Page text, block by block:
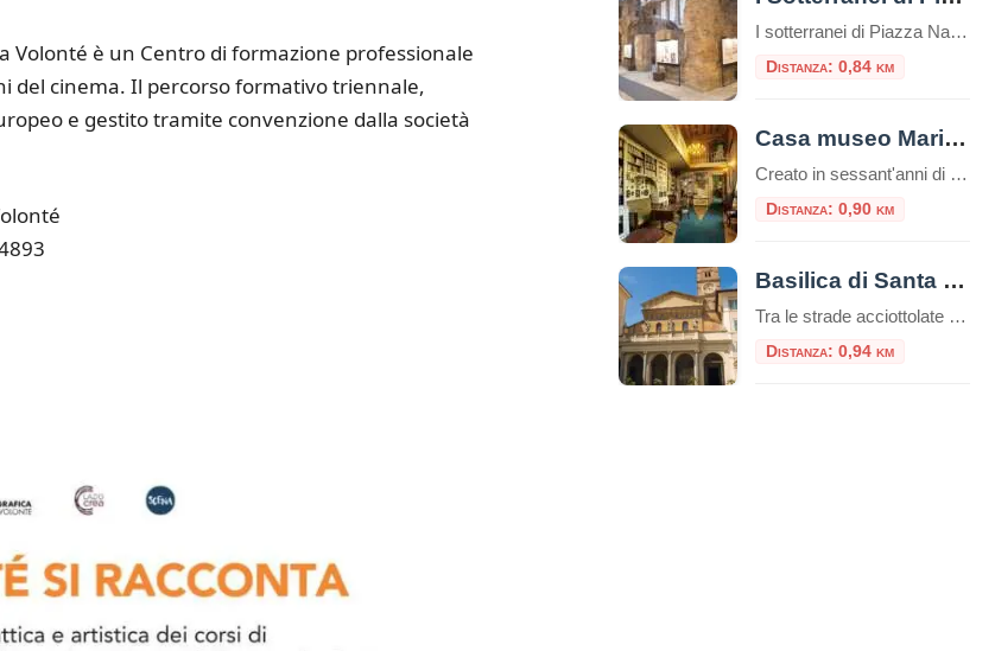
Volonté è un Centro di formazione professionale
del cinema. Il percorso formativo triennale,
e gestito tramite convenzione dalla società
I sotterranei di Piazza Navona sono un complesso di ambienti sotterranei situati sotto la famosa Piazza Navona di Roma, in Italia. Questi sotterranei sono noti come “Stadio di Domiziano” e rappresentano uno dei siti archeologici più importanti della città. Piazza Navona, la più bella piazza barocca di Roma, occupa la pista dell’antico “Stadio di Domiziano”, […]
Distanza: 0,84 km
Casa museo Mario Praz
Creato in sessant'anni di appassionato collezionismo da Mario Praz (Roma 1896-1982) anglista e critico di levatura internazionale, al Casa Museo Mario Praz si presenta come una dimora nobiliare del secolo XIX. Mario Praz - pescatore, scrittore e
Distanza: 0,90 km
Basilica di Santa Maria in Trastevere
Tra le strade acciottolate e l’atmosfera bohémienne del quartiere Trastevere, sorge una delle più antiche e affascinanti chiese di Roma: la Basilica di Santa Maria in Trastevere. Un luogo che unisce spiritualità, storia e bellezza artistica in un unico colpo d’occhio. Un’antichità che affascina Secondo la tradizione, la basilica fu fondata nel III secolo d.C. […]
Distanza: 0,94 km